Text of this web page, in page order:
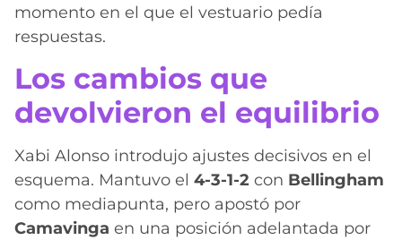
momento en el que el vestuario pedía
respuestas.
Los cambios que
devolvieron el equilibrio
Xabi Alonso introdujo ajustes decisivos en el
esquema. Mantuvo el 4-3-1-2 con Bellingham
como mediapunta, pero apostó por
Camavinga en una posición adelantada por